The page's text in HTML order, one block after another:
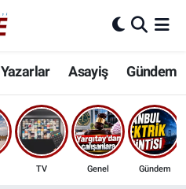
Yazarlar Asayiş Gündem
TV Genel Gündem